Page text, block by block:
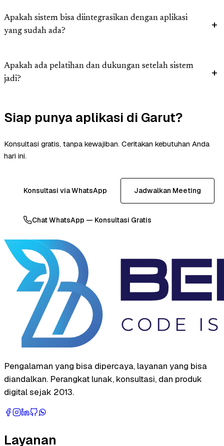
Apakah sistem bisa diintegrasikan dengan aplikasi
yang sudah ada?
Apakah ada pelatihan dan dukungan setelah sistem
jadi?
Siap punya aplikasi di Garut?
Konsultasi gratis, tanpa kewajiban. Ceritakan kebutuhan Anda
hari ini.
Konsultasi via WhatsApp Jadwalkan Meeting
Chat WhatsApp — Konsultasi Gratis
Pengalaman yang bisa dipercaya, layanan yang bisa
diandalkan. Perangkat lunak, konsultasi, dan produk
digital sejak 2013.
Layanan